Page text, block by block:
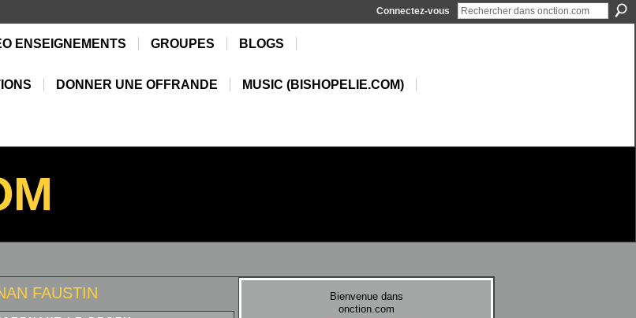
Connectez-vous
ENSEIGNEMENTS GROUPES BLOGS
DONNER UNE OFFRANDE MUSIC (BISHOPELIE.COM)
FAUSTIN
Bienvenue dans
onction.com